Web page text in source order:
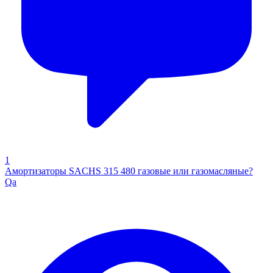
1
Амортизаторы SACHS 315 480 газовые или газомасляные?
Qa